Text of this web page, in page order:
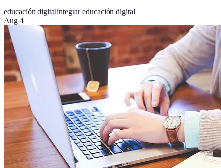
educación digitalintegrar educación digital
Aug 4